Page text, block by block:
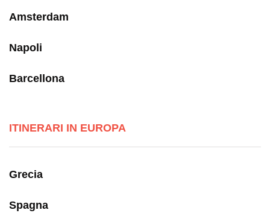
Amsterdam
Napoli
Barcellona
ITINERARI IN EUROPA
Grecia
Spagna